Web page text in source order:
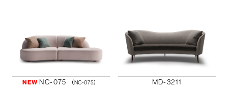
NEW NC-075 （NC-075） MD-3211